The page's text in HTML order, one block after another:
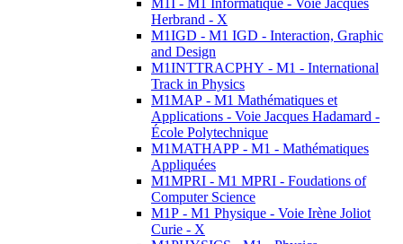
M1I - M1 Informatique - Voie Jacques
Herbrand - X
M1IGD - M1 IGD - Interaction, Graphic
and Design
M1INTTRACPHY - M1 - International
Track in Physics
M1MAP - M1 Mathématiques et
Applications - Voie Jacques Hadamard -
École Polytechnique
M1MATHAPP - M1 - Mathématiques
Appliquées
M1MPRI - M1 MPRI - Foudations of
Computer Science
M1P - M1 Physique - Voie Irène Joliot
Curie - X